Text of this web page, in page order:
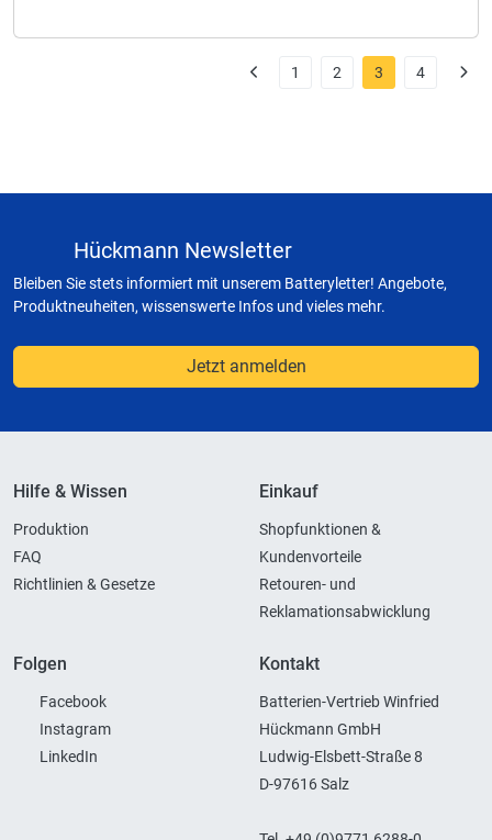
1 2 3 4
Hückmann Newsletter
Bleiben Sie stets informiert mit unserem Batteryletter! Angebote,
Produktneuheiten, wissenswerte Infos und vieles mehr.
Jetzt anmelden
Hilfe & Wissen
Produktion
FAQ
Richtlinien & Gesetze
Einkauf
Shopfunktionen &
Kundenvorteile
Retouren- und
Reklamationsabwicklung
Folgen
Facebook
Instagram
LinkedIn
Kontakt
Batterien-Vertrieb Winfried
Hückmann GmbH
Ludwig-Elsbett-Straße 8
D-97616 Salz